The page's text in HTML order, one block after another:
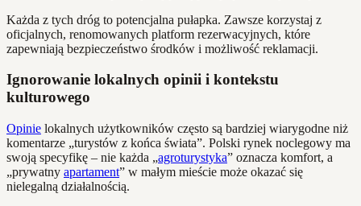
Każda z tych dróg to potencjalna pułapka. Zawsze korzystaj z
oficjalnych, renomowanych platform rezerwacyjnych, które
zapewniają bezpieczeństwo środków i możliwość reklamacji.
Ignorowanie lokalnych opinii i kontekstu
kulturowego
Opinie lokalnych użytkowników często są bardziej wiarygodne niż
komentarze „turystów z końca świata”. Polski rynek noclegowy ma
swoją specyfikę – nie każda „agroturystyka” oznacza komfort, a
„prywatny apartament” w małym mieście może okazać się
nielegalną działalnością.